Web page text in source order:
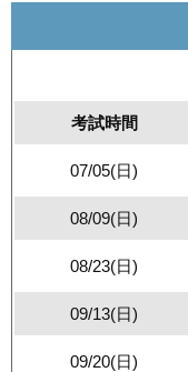
考試時間
07/05(日)
08/09(日)
08/23(日)
09/13(日)
09/20(日)